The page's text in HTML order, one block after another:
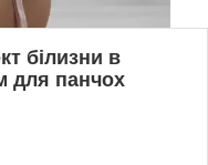
білизни в
для панчох